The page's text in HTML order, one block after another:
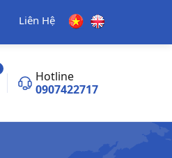
Liên Hệ
Hotline
0907422717